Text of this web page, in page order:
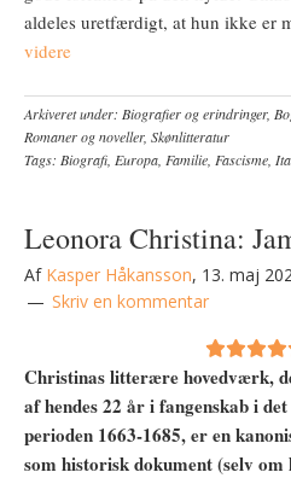
aldeles uretfærdigt, at hun ikke er
videre
Arkiveret under: Biografier og erindringer,
Romaner og noveller, Skønlitteratur
Tags: Biografi Europa Familie Fascisme
Leonora Christina:
Af Kasper Håkansson, 13. maj
Skriv en kommentar
Christinas litterære hovedværk,
af hendes 22 år i fangenskab i
perioden 1663-1685, er en
som historisk dokument (selv